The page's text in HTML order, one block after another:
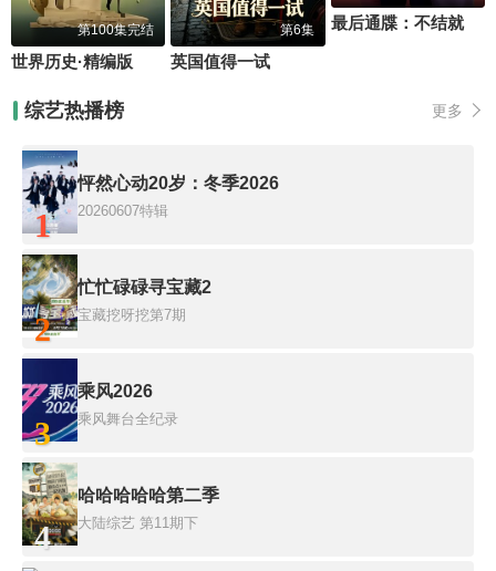
第100集完结
世界历史·精编版
第6集
英国值得一试
最后通牒：不结就分第四季
综艺热播榜 更多
1
怦然心动20岁：冬季2026
20260607特辑
2
忙忙碌碌寻宝藏2
宝藏挖呀挖第7期
3
乘风2026
乘风舞台全纪录
4
哈哈哈哈哈第二季
大陆综艺 第11期下